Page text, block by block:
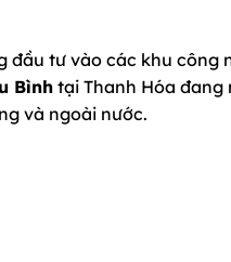
đầu tư vào các khu công
Bình tại Thanh Hóa đang
và ngoài nước.